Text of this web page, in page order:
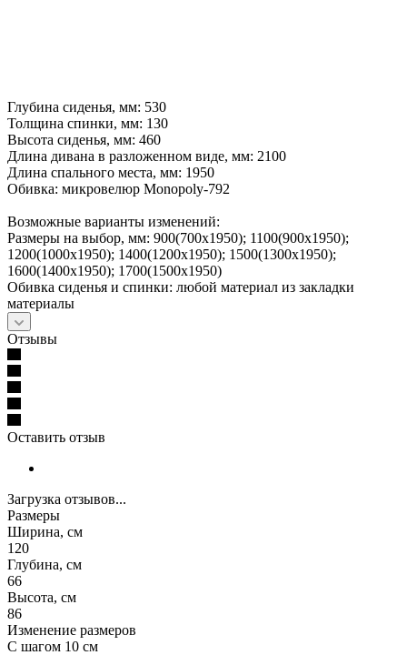
Глубина сиденья, мм: 530
Толщина спинки, мм: 130
Высота сиденья, мм: 460
Длина дивана в разложенном виде, мм: 2100
Длина спального места, мм: 1950
Обивка: микровелюр Monopoly-792
Возможные варианты изменений:
Размеры на выбор, мм: 900(700х1950); 1100(900х1950);
1200(1000х1950); 1400(1200х1950); 1500(1300х1950);
1600(1400х1950); 1700(1500х1950)
Обивка сиденья и спинки: любой материал из закладки
материалы
Отзывы
Оставить отзыв
Загрузка отзывов...
Размеры
Ширина, см
120
Глубина, см
66
Высота, см
86
Изменение размеров
С шагом 10 см